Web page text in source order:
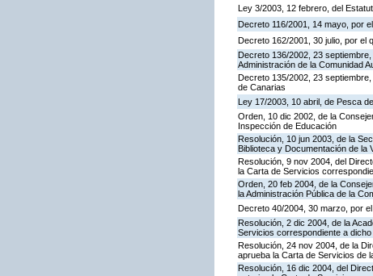
Ley 3/2003, 12 febrero, del
Decreto 116/2001, 14 mayo, por
Decreto 162/2001, 30 julio, por el
Decreto 136/2002, 23
Administración de la Comunidad
Decreto 135/2002, 23
de Canarias
Ley 17/2003, 10 abril, de Pesca
Orden, 10 dic 2002, de la
Inspección de Educación
Resolución, 10 jun 2003, de la
Biblioteca y Documentación de
Resolución, 9 nov 2004, del
la Carta de Servicios
Orden, 20 feb 2004, de la
la Administración Pública de la
Decreto 40/2004, 30 marzo, por
Resolución, 2 dic 2004, de la
Servicios correspondiente a
Resolución, 24 nov 2004, de la
aprueba la Carta de Servicios de
Resolución, 16 dic 2004, del